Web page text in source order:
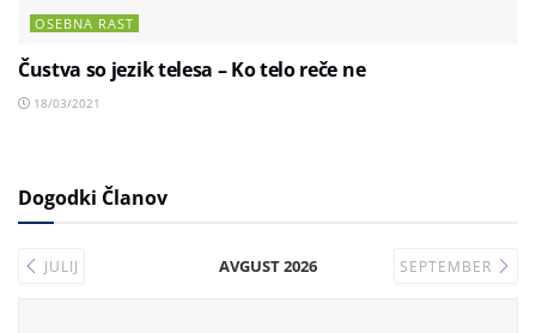
OSEBNA RAST
Čustva so jezik telesa – Ko telo reče ne
18/03/2021
Dogodki Članov
JULIJ AVGUST 2026 SEPTEMBER